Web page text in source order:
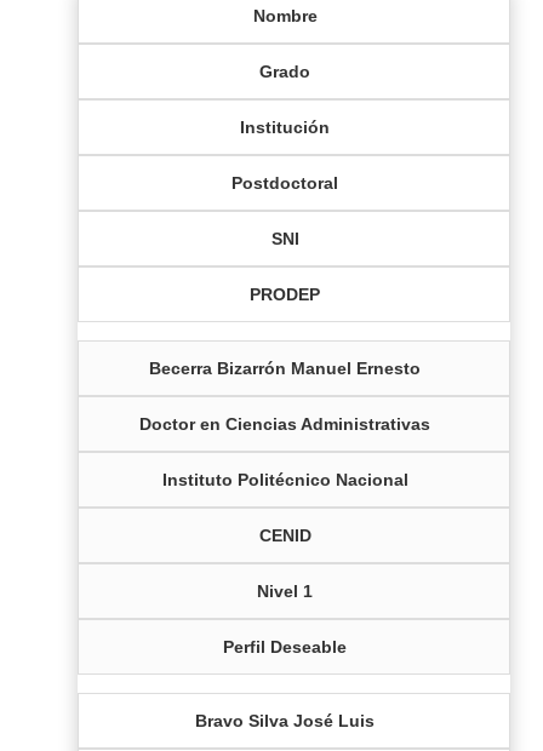
Nombre
Grado
Institución
Postdoctoral
SNI
PRODEP
Becerra Bizarrón Manuel Ernesto
Doctor en Ciencias Administrativas
Instituto Politécnico Nacional
CENID
Nivel 1
Perfil Deseable
Bravo Silva José Luis